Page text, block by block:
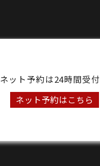
ネット予約は24時間受
ネット予約はこちら